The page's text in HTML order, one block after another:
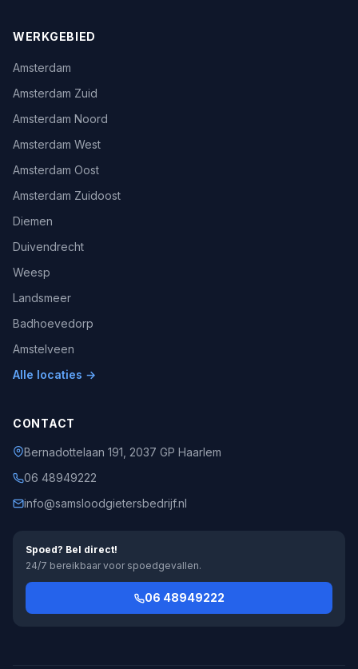
WERKGEBIED
Amsterdam
Amsterdam Zuid
Amsterdam Noord
Amsterdam West
Amsterdam Oost
Amsterdam Zuidoost
Diemen
Duivendrecht
Weesp
Landsmeer
Badhoevedorp
Amstelveen
Alle locaties →
CONTACT
Bernadottelaan 191, 2037 GP Haarlem
06 48949222
info@samsloodgietersbedrijf.nl
Spoed? Bel direct!
24/7 bereikbaar voor spoedgevallen.
06 48949222